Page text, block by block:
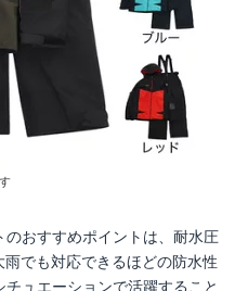
おすすめポイントは、耐水圧
でも対応できるほどの防水性
ュエーションで活躍すること